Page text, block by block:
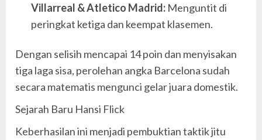
Villarreal & Atletico Madrid: Menguntit di
peringkat ketiga dan keempat klasemen.
Dengan selisih mencapai 14 poin dan menyisakan
tiga laga sisa, perolehan angka Barcelona sudah
secara matematis mengunci gelar juara domestik.
Sejarah Baru Hansi Flick
Keberhasilan ini menjadi pembuktian taktik jitu